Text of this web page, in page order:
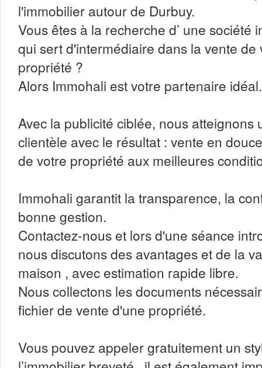
l'immobilier autour de Durbuy.
Vous êtes à la recherche d’ une société
qui sert d'intermédiaire dans la vente de
propriété ?
Alors Immohali est votre partenaire idéal.
Avec la publicité ciblée, nous atteignons
clientèle avec le résultat : vente en
de votre propriété aux meilleures
Immohali garantit la transparence, la
bonne gestion.
Contactez-nous et lors d'une séance
nous discutons des avantages et de la
maison , avec estimation rapide libre.
Nous collectons les documents
fichier de vente d'une propriété.
Vous pouvez appeler gratuitement un